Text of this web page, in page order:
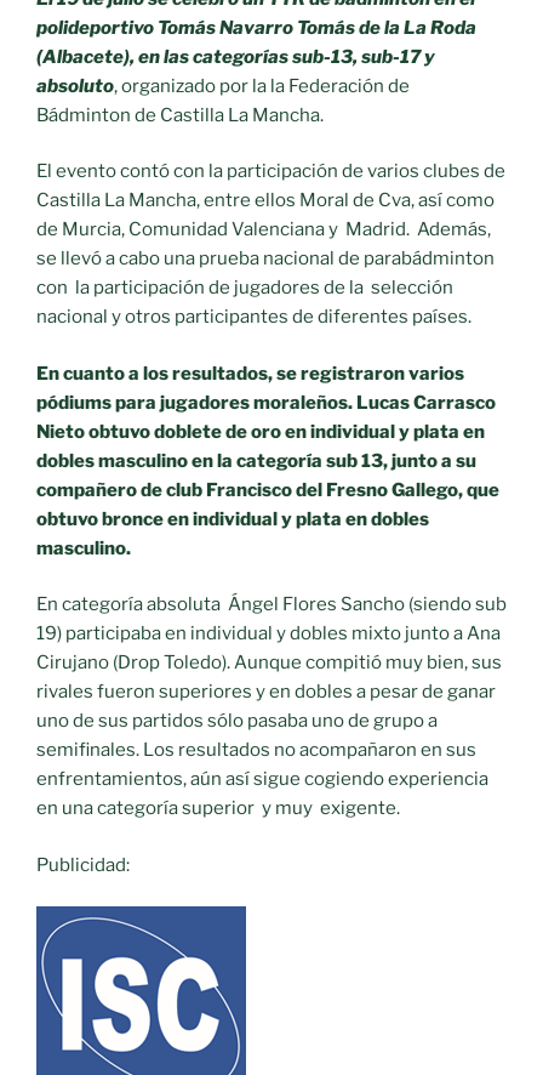
polideportivo Tomás Navarro Tomás de la La Roda
(Albacete), en las categorías sub-13, sub-17 y
absoluto, organizado por la la Federación de
Bádminton de Castilla La Mancha.
El evento contó con la participación de varios clubes de
Castilla La Mancha, entre ellos Moral de Cva, así como
de Murcia, Comunidad Valenciana y Madrid. Además,
se llevó a cabo una prueba nacional de parabádminton
con la participación de jugadores de la selección
nacional y otros participantes de diferentes países.
En cuanto a los resultados, se registraron varios
pódiums para jugadores moraleños. Lucas Carrasco
Nieto obtuvo doblete de oro en individual y plata en
dobles masculino en la categoría sub 13, junto a su
compañero de club Francisco del Fresno Gallego, que
obtuvo bronce en individual y plata en dobles
masculino.
En categoría absoluta Ángel Flores Sancho (siendo sub
19) participaba en individual y dobles mixto junto a Ana
Cirujano (Drop Toledo). Aunque compitió muy bien, sus
rivales fueron superiores y en dobles a pesar de ganar
uno de sus partidos sólo pasaba uno de grupo a
semifinales. Los resultados no acompañaron en sus
enfrentamientos, aún así sigue cogiendo experiencia
en una categoría superior y muy exigente.
Publicidad: